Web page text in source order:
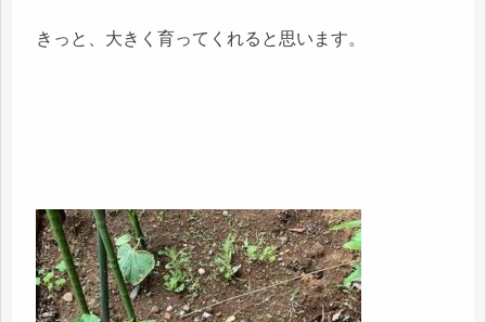
きっと、大きく育ってくれると思います。